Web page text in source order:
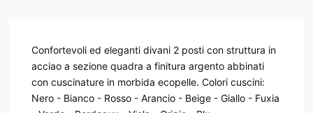
Confortevoli ed eleganti divani 2 posti con struttura in
acciao a sezione quadra a finitura argento abbinati
con cuscinature in morbida ecopelle. Colori cuscini:
Nero - Bianco - Rosso - Arancio - Beige - Giallo - Fuxia